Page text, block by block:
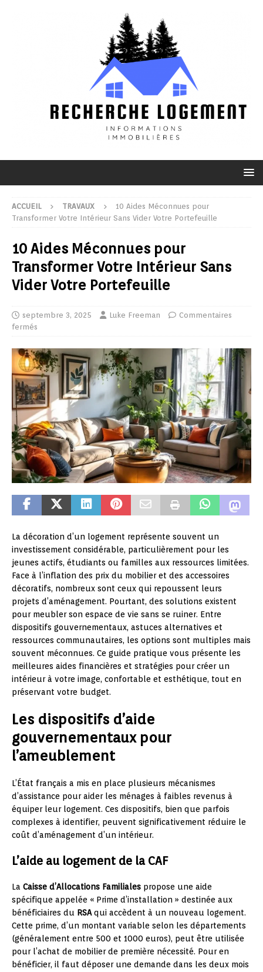
ACCUEIL TRAVAUX
10 Aides Méconnues pour
Transformer Votre Intérieur Sans Vider Votre Portefeuille
10 Aides Méconnues pour
Transformer Votre Intérieur Sans
Vider Votre Portefeuille
septembre 3, 2025 Luke Freeman
Commentaires
fermés
La décoration d’un logement représente souvent un
investissement considérable, particulièrement pour les
jeunes actifs, étudiants ou familles aux ressources limitées.
Face à l’inflation des prix du mobilier et des accessoires
décoratifs, nombreux sont ceux qui repoussent leurs
projets d’aménagement. Pourtant, des solutions existent
pour meubler son espace de vie sans se ruiner. Entre
dispositifs gouvernementaux, astuces alternatives et
ressources communautaires, les options sont multiples mais
souvent méconnues. Ce guide pratique vous présente les
meilleures aides financières et stratégies pour créer un
intérieur à votre image, confortable et esthétique, tout en
préservant votre budget.
Les dispositifs d’aide
gouvernementaux pour
l’ameublement
L’État français a mis en place plusieurs mécanismes
d’assistance pour aider les ménages à faibles revenus à
équiper leur logement. Ces dispositifs, bien que parfois
complexes à identifier, peuvent significativement réduire le
coût d’aménagement d’un intérieur.
L’aide au logement de la CAF
La Caisse d’Allocations Familiales propose une aide
spécifique appelée « Prime d’installation » destinée aux
bénéficiaires du RSAqui accèdent à un nouveau logement.
Cette prime, d’un montant variable selon les départements
(généralement entre 500 et 1000 euros), peut être utilisée
pour l’achat de mobilier de première nécessité. Pour en
bénéficier, il faut déposer une demande dans les deux mois